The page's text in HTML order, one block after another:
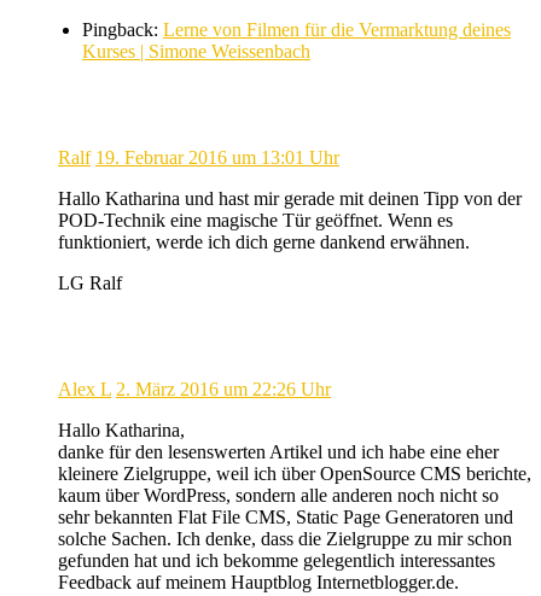
Pingback: Lerne von Filmen für die Vermarktung deines
Kurses | Simone Weissenbach
Ralf 19. Februar 2016 um 13:01 Uhr
Hallo Katharina und hast mir gerade mit deinen Tipp von der
POD-Technik eine magische Tür geöffnet. Wenn es
funktioniert, werde ich dich gerne dankend erwähnen.
LG Ralf
Alex L 2. März 2016 um 22:26 Uhr
Hallo Katharina,
danke für den lesenswerten Artikel und ich habe eine eher
kleinere Zielgruppe, weil ich über OpenSource CMS berichte,
kaum über WordPress, sondern alle anderen noch nicht so
sehr bekannten Flat File CMS, Static Page Generatoren und
solche Sachen. Ich denke, dass die Zielgruppe zu mir schon
gefunden hat und ich bekomme gelegentlich interessantes
Feedback auf meinem Hauptblog Internetblogger.de.